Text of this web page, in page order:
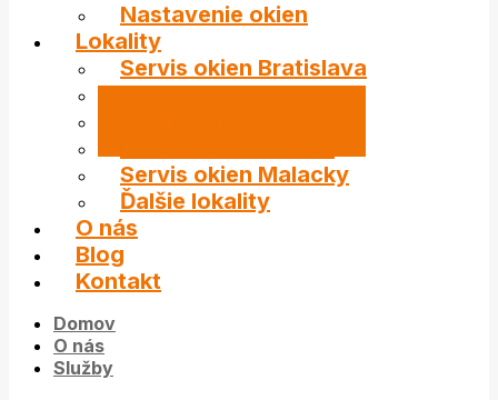
Nastavenie okien
Lokality
Servis okien Bratislava
Servis okien Stupava
Servis okien Malacky
Ďalšie lokality
O nás
Blog
Kontakt
Domov
O nás
Služby